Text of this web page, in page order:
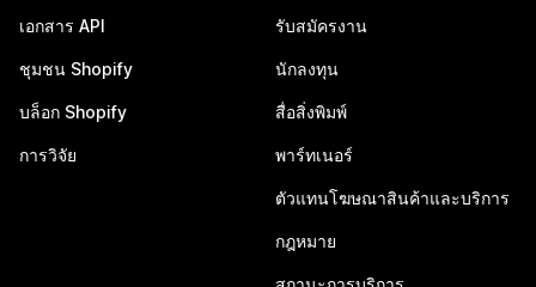
เอกสาร API
ชุมชน Shopify
บล็อก Shopify
การวิจัย
รับสมัครงาน
นักลงทุน
สื่อสิ่งพิมพ์
พาร์ทเนอร์
ตัวแทนโฆษณาสินค้าและบริการ
กฎหมาย